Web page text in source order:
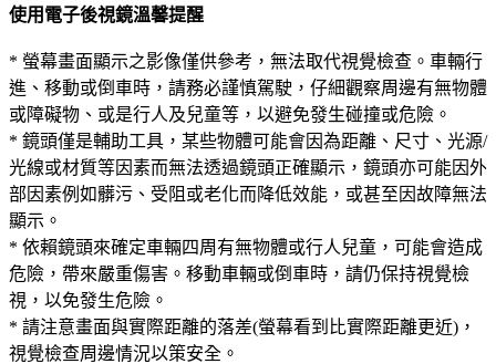
使用電子後視鏡溫馨提醒
* 螢幕畫面顯示之影像僅供參考，無法取代視覺檢查。車輛行
進、移動或倒車時，請務必謹慎駕駛，仔細觀察周邊有無物體
或障礙物、或是行人及兒童等，以避免發生碰撞或危險。
* 鏡頭僅是輔助工具，某些物體可能會因為距離、尺寸、光源/
光線或材質等因素而無法透過鏡頭正確顯示，鏡頭亦可能因外
部因素例如髒污、受阻或老化而降低效能，或甚至因故障無法
顯示。
* 依賴鏡頭來確定車輛四周有無物體或行人兒童，可能會造成
危險，帶來嚴重傷害。移動車輛或倒車時，請仍保持視覺檢
視，以免發生危險。
* 請注意畫面與實際距離的落差(螢幕看到比實際距離更近)，
視覺檢查周邊情況以策安全。